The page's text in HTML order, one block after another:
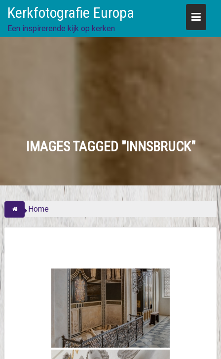
content
Kerkfotografie Europa
Een inspirerende kijk op kerken
IMAGES TAGGED "INNSBRUCK"
Home